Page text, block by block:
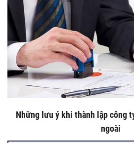
Những lưu ý khi thành lập công
ngoài